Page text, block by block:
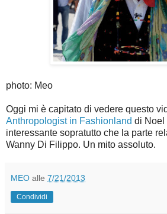
photo: Meo
Oggi mi è capitato di vedere questo
Anthropologist in Fashionland di Noel
interessante sopratutto che la parte
Wanny Di Filippo. Un mito assoluto.
MEO alle 7/21/2013
Condividi